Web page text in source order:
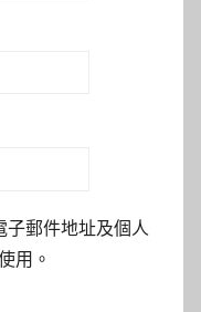
子郵件地址及個人
用。